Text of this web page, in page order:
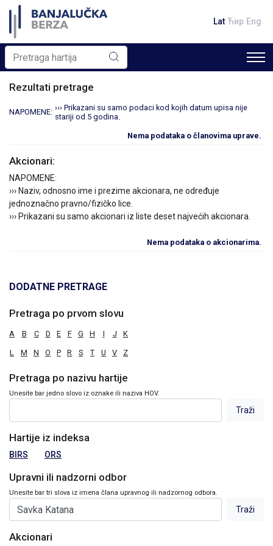
Lat Ћир Eng
Rezultati pretrage
NAPOMENE: ››› Prikazani su samo podaci kod kojih datum upisa nije
stariji od 5 godina.
Nema podataka o članovima uprave.
Akcionari:
NAPOMENE:
››› Naziv, odnosno ime i prezime akcionara, ne određuje
jednoznačno pravno/fizičko lice.
››› Prikazani su samo akcionari iz liste deset najvećih akcionara.
Nema podataka o akcionarima.
DODATNE PRETRAGE
Pretraga po prvom slovu
A B C D E F G H I J K
L M N O P R S T U V Z
Pretraga po nazivu hartije
Unesite bar jedno slovo iz oznake ili naziva HOV.
Hartije iz indeksa
BIRS ORS
Upravni ili nadzorni odbor
Unesite bar tri slova iz imena člana upravnog ili nadzornog odbora.
Akcionari